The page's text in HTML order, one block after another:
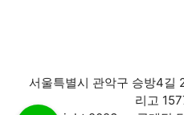
서울특별시 관악구 승방4길
리고